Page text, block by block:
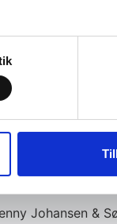
fra større
samt
mere